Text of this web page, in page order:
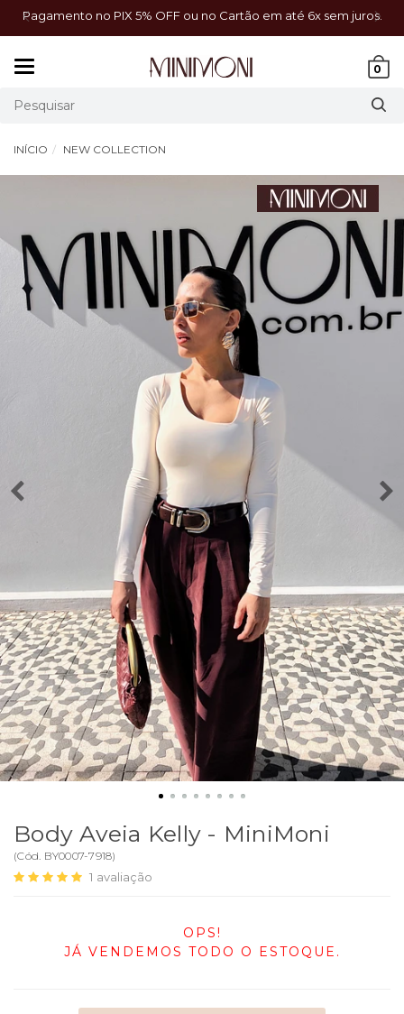
Pagamento no PIX 5% OFF ou no Cartão em até 6x sem juros.
0
INÍCIO NEW COLLECTION
Body Aveia Kelly - MiniMoni
(Cód. BY0007-7918)
1 avaliação
OPS!
JÁ VENDEMOS TODO O ESTOQUE.